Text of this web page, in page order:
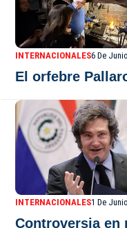
INTERNACIONALES6 De
El orfebre
INTERNACIONALES1 De
Controversia en